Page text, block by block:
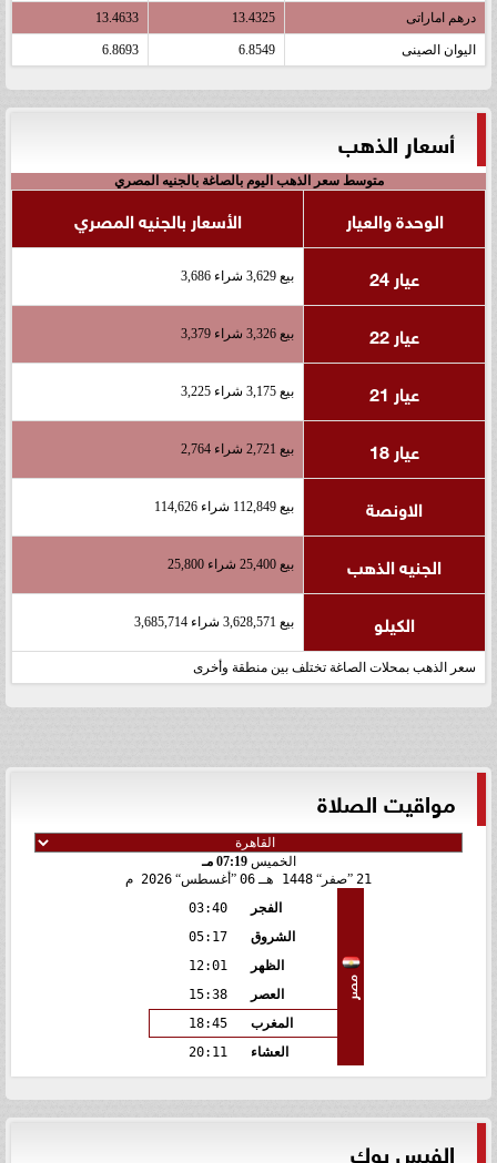
درهم اماراتى 13.4325
13.4633
اليوان الصينى 6.8549
6.8693
أسعار الذهب
متوسط سعر الذهب اليوم بالصاغة بالجنيه المصري
الوحدة والعيار
الأسعار بالجنيه المصري
عيار 24
بيع 3,629 شراء 3,686
عيار 22 بيع 3,326 شراء 3,379
عيار 21 بيع 3,175 شراء 3,225
عيار 18 بيع 2,721 شراء 2,764
الاونصة بيع 112,849 شراء 114,626
الجنيه الذهب بيع 25,400 شراء 25,800
الكيلو بيع 3,628,571 شراء 3,685,714
سعر الذهب بمحلات الصاغة تختلف بين منطقة وأخرى
مواقيت الصلاة
الخميس07:19 مـ
21 صفر 1448 هـ 06 أغسطس 2026 م
مصر
الفجر
03:40
الشروق
05:17
الظهر
12:01
العصر
15:38
المغرب
18:45
العشاء
20:11
الفيس بوك